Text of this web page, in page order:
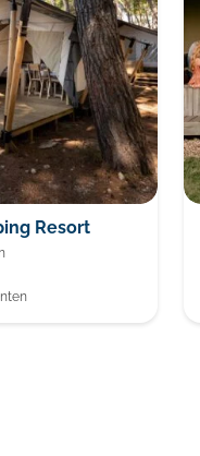
Resort